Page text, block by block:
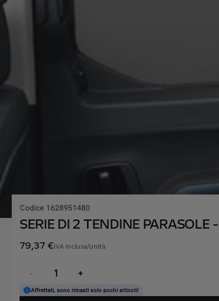
Codice 1628951480
SERIE DI 2 TENDINE PARASOLE
79,37 €
c
IVA inclusa/Unità
-
+
Q
Affrettati, sono rimasti solo pochi articoli!